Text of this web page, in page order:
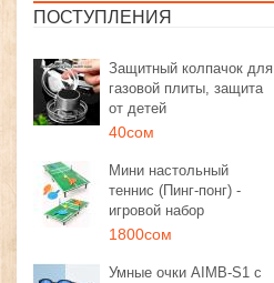
ПОСТУПЛЕНИЯ
Защитный колпачок для
газовой плиты, защита
от детей
40сом
Мини настольный
теннис (Пинг-понг) -
игровой набор
1800сом
Умные очки AIMB-S1 с